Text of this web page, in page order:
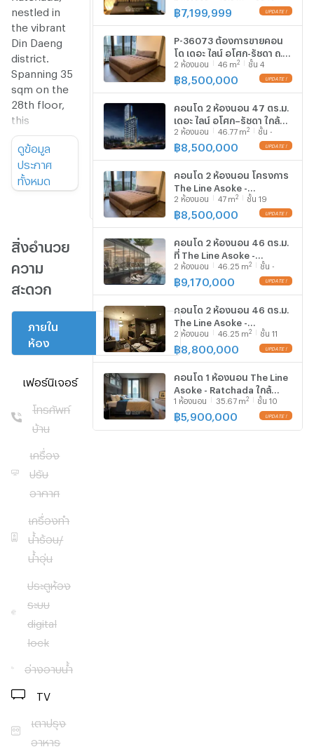
nestled in
the vibrant
Din Daeng
district.
Spanning 35
sqm on the
28th floor,
this
offers
unparalleled
urban living
space and
city views.
furnished
modern,
neutral
palette
and
The
living
area
features
sofa,
wooden
table,
mounted
ดูข้อมูล
ประกาศ
ทั้งหมด
อยู่
จำนวน
ห้อง
1
ห้อง
จำนวน
ห้องน้ำ
1
ห้องน้ำ
ห้อง
สิ่งอำนวย
ความ
สะดวก
ภายใน
ห้อง
ภายใน
โครงการ
เฟอร์นิเจอร์
โทรศัพท์
บ้าน
เครื่อง
ปรับ
อากาศ
เครื่องทำ
น้ำร้อน/
น้ำอุ่น
ประตูห้อง
ระบบ
digital
lock
อ่างอาบน้ำ
TV
เตาปรุง
อาหาร
MRT พระราม 9 300 ม. (ID
฿7,199,999 UPDATE !
P-36073 ต้องการขายคอน
โด เดอะ ไลน์ อโศก-รัชดา ถ.
อโศก - ดินแดง แขวงดินแดง
เขตดินแดง กรุงเทพมหานคร
2 ห้องนอน 46 m2 ชั้น 4
฿8,500,000 UPDATE !
คอนโด 2 ห้องนอน 47 ตร.ม.
เดอะ ไลน์ อโศก–รัชดา ใกล้
MRT พระราม 9 300 ม. (ID
2736270)
2 ห้องนอน 46.77 m2 ชั้น -
฿8,500,000 UPDATE !
คอนโด 2 ห้องนอน โครงการ
The Line Asoke -
Ratchada ใกล้ MRT พระราม
9 300 ม. ชั้น 19 47 ตร.ม. (ID
2 ห้องนอน 47 m2 ชั้น 19
฿8,500,000 UPDATE !
คอนโด 2 ห้องนอน 46 ตร.ม.
ที่ The Line Asoke -
Ratchada ใกล้ MRT พระราม
9 300 ม. (ID 2736773)
2 ห้องนอน 46.25 m2 ชั้น -
฿9,170,000 UPDATE !
คอนโด 2 ห้องนอน 46 ตร.ม.
The Line Asoke -
Ratchada ใกล้ MRT พระราม
9 300 ม. (ID 2742139)
2 ห้องนอน 46.25 m2 ชั้น 11
฿8,800,000 UPDATE !
คอนโด 1 ห้องนอน The Line
Asoke - Ratchada ใกล้
MRT พระราม 9 (ID
2845857)
1 ห้องนอน 35.67 m2 ชั้น 10
฿5,900,000 UPDATE !